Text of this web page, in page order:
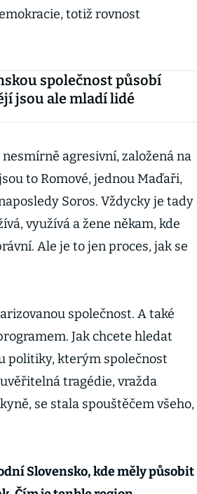
totiž rovnost
společnost působí
jsou ale mladí lidé
agresivní, založená na
to Romové, jednou Maďaři,
Soros. Vždycky je tady
využívá a žene někam, kde
Ale je to jen proces, jak se
společnost. A také
Jak chcete hledat
politiky, kterým společnost
tragédie, vražda
se stala spouštěčem všeho,
Slovensko, kde měly působit